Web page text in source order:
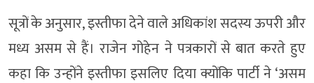
सूत्रों के अनुसार, इस्तीफा देने वाले अधिकांश सदस्य ऊपरी और
मध्य असम से हैं। राजेन गोहेन ने पत्रकारों से बात करते हुए
कहा कि उन्होंने इस्तीफा इसलिए दिया क्योंकि पार्टी ने ‘असम